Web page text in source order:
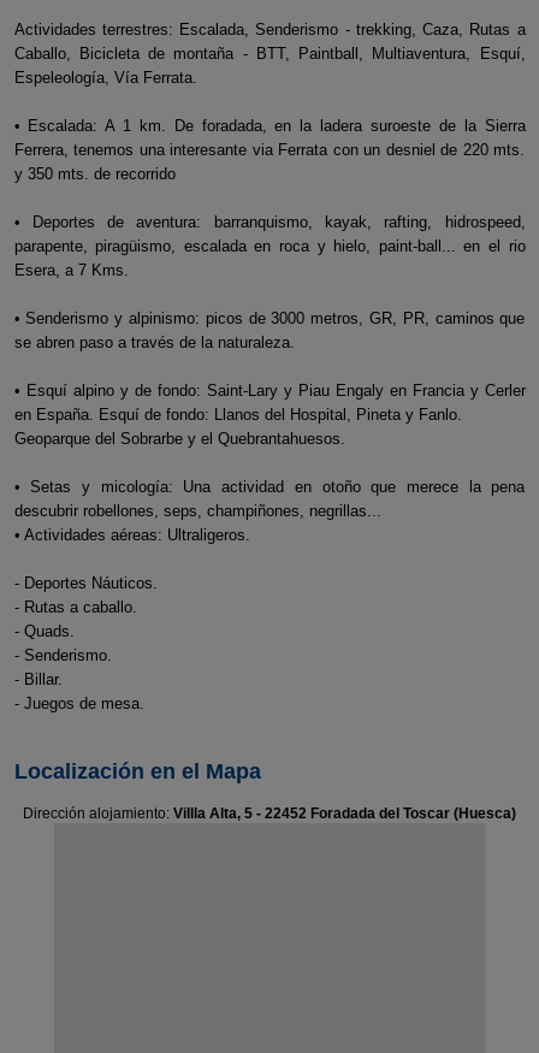
Actividades terrestres: Escalada, Senderismo - trekking, Caza, Rutas a
Caballo, Bicicleta de montaña - BTT, Paintball, Multiaventura, Esquí,
Espeleología, Vía Ferrata.
• Escalada: A 1 km. De foradada, en la ladera suroeste de la Sierra
Ferrera, tenemos una interesante via Ferrata con un desniel de 220 mts.
y 350 mts. de recorrido
• Deportes de aventura: barranquismo, kayak, rafting, hidrospeed,
parapente, piragüismo, escalada en roca y hielo, paint-ball... en el rio
Esera, a 7 Kms.
• Senderismo y alpinismo: picos de 3000 metros, GR, PR, caminos que
se abren paso a través de la naturaleza.
• Esquí alpino y de fondo: Saint-Lary y Piau Engaly en Francia y Cerler
en España. Esquí de fondo: Llanos del Hospital, Pineta y Fanlo.
Geoparque del Sobrarbe y el Quebrantahuesos.
• Setas y micología: Una actividad en otoño que merece la pena
descubrir robellones, seps, champiñones, negrillas...
• Actividades aéreas: Ultraligeros.
- Deportes Náuticos.
- Rutas a caballo.
- Quads.
- Senderismo.
- Billar.
- Juegos de mesa.
Localización en el Mapa
Dirección alojamiento: Villla Alta, 5 - 22452 Foradada del Toscar (Huesca)